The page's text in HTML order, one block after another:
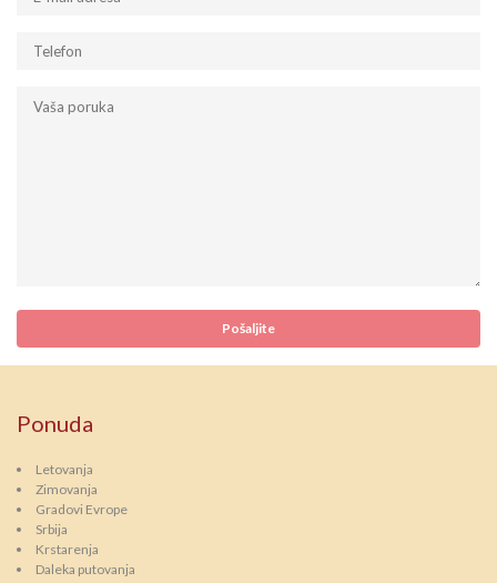
Ponuda
Letovanja
Zimovanja
Gradovi Evrope
Srbija
Krstarenja
Daleka putovanja